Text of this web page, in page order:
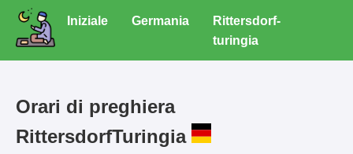
Iniziale Germania
Rittersdorf-
turingia
Orari di preghiera
RittersdorfTuringia